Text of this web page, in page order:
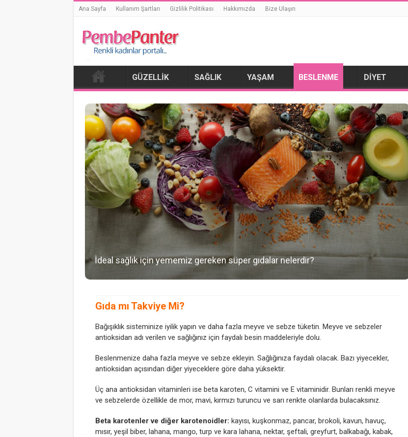
Ana Sayfa Kullanım Şartları Gizlilik Politikası Hakkımızda Bize Ulaşın
GÜZELLIK SAĞLIK YAŞAM BESLENME DIYET
İdeal sağlık için yememiz gereken süper gıdalar nelerdir?
Gıda mı Takviye Mi?
Bağışıklık sisteminize iyilik yapın ve daha fazla meyve ve sebze tüketin. Meyve ve sebzeler
antioksidan adı verilen ve sağlığınız için faydalı besin maddeleriyle dolu.
Beslenmenize daha fazla meyve ve sebze ekleyin. Sağlığınıza faydalı olacak. Bazı yiyecekler,
antioksidan açısından diğer yiyeceklere göre daha yüksektir.
Üç ana antioksidan vitaminleri ise beta karoten, C vitamini ve E vitaminidir. Bunları renkli meyve
ve sebzelerde özellikle de mor, mavi, kırmızı turuncu ve sarı renkte olanlarda bulacaksınız.
Beta karotenler ve diğer karotenoidler: kayısı, kuşkonmaz, pancar, brokoli, kavun, havuç,
mısır, yeşil biber, lahana, mango, turp ve kara lahana, nektar, şeftali, greyfurt, balkabağı, kabak,